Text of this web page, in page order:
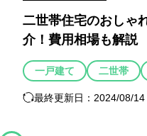
二世帯住宅のおしゃ
介！費用相場も解説
一戸建て 二世帯
最終更新日：2024/08/14